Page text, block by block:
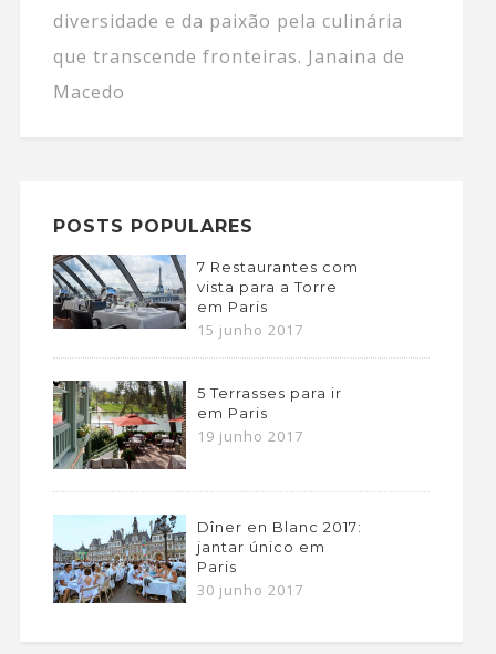
diversidade e da paixão pela culinária
que transcende fronteiras. Janaina de
Macedo
POSTS POPULARES
7 Restaurantes com
vista para a Torre
em Paris
15 junho 2017
5 Terrasses para ir
em Paris
19 junho 2017
Dîner en Blanc 2017:
jantar único em
Paris
30 junho 2017